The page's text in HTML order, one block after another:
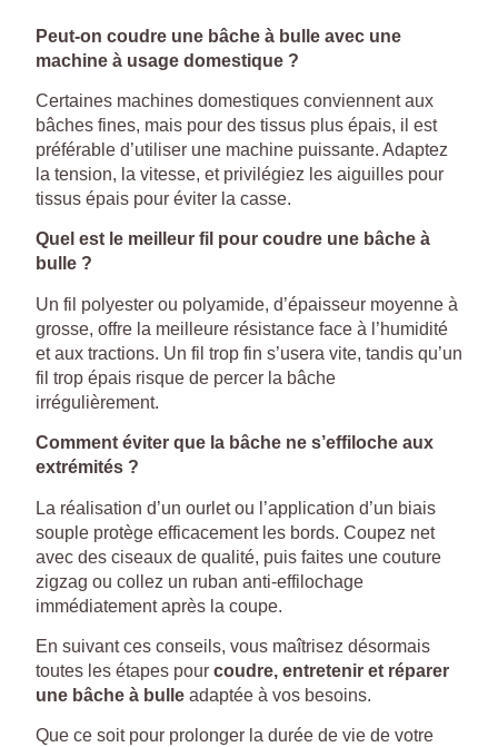
Peut-on coudre une bâche à bulle avec une
machine à usage domestique ?
Certaines machines domestiques conviennent aux
bâches fines, mais pour des tissus plus épais, il est
préférable d’utiliser une machine puissante. Adaptez
la tension, la vitesse, et privilégiez les aiguilles pour
tissus épais pour éviter la casse.
Quel est le meilleur fil pour coudre une bâche à
bulle ?
Un fil polyester ou polyamide, d’épaisseur moyenne à
grosse, offre la meilleure résistance face à l’humidité
et aux tractions. Un fil trop fin s’usera vite, tandis qu’un
fil trop épais risque de percer la bâche
irrégulièrement.
Comment éviter que la bâche ne s’effiloche aux
extrémités ?
La réalisation d’un ourlet ou l’application d’un biais
souple protège efficacement les bords. Coupez net
avec des ciseaux de qualité, puis faites une couture
zigzag ou collez un ruban anti-effilochage
immédiatement après la coupe.
En suivant ces conseils, vous maîtrisez désormais
toutes les étapes pour coudre, entretenir et réparer
une bâche à bulle adaptée à vos besoins.
Que ce soit pour prolonger la durée de vie de votre